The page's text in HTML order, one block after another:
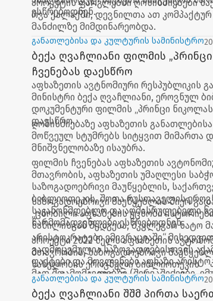
ესწრებოდნენ.
პროექტის ფარგლებში ღონისძიებები
რვა ქალაქში, დევნილთა ათ
მანძილზე მიმდინარეობდა.
განათლებისა და კულტურის სამინისტრო
ბექა ღვაჩლიანი ფილმის
ჩვენებას დაესწრო
აფხაზეთის ავტნომიური რესპუბლიკის
მინისტრი ბექა ღვაჩლიანი, ეროვნულ
დოკუმენტური ფილმის „პრინცი ნიკოლას
დაესწრო.
ღონისძიებაზე აფხაზეთის
მოწვეულ სტუმრებს სიტყვით მიმართა
მნიშვნელობაზე ისაუბრა.
ფილმის ჩვენებას აფხაზეთის
მთავრობის, აფხაზეთის უმაღლესი
საზოგადოებრივი მაუწყებლის,
ბიბლიოთეკის, შოთა რუსთაველის
საკანონმდებლო და აღმასრულებელი
წარმომადგენლები ესწრებოდნენ.
საზოგადოებრივი მაუწყებლის მიერ
„ცნობილი აფხაზების უცნობი
ნაწილისგან შედგება, მკვლევარ ნატო
არისტოკრატები ემიგრაციაში“
გადმოცემულია საზოგადოებისთვის
ფაქტები და მოვლენები აფხაზი
მათ შთამომავლებზე (შერვაშიძეები,
ანჩაბაძეები, მარღანიები, ჩხოტუები).
პროექტი 2022 წელს აფხაზეთის
მთავრობის, საზოგადოებრივი
სახელობის ეროვნული ბიბლიოთეკის
ურთიერთთანამშრომლობით დაიწყო.
განათლებისა და კულტურის სამინისტრო
ბექა ღვაჩლიანი შშმ პირთა